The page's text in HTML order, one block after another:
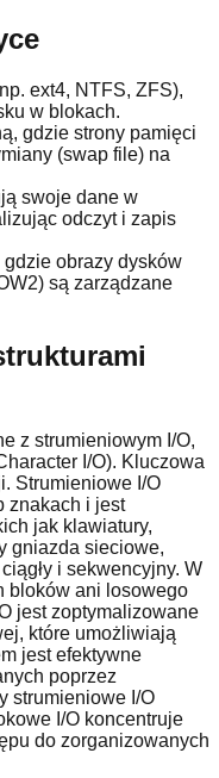
ext4, NTFS, ZFS),
w blokach.
gdzie strony pamięci
(swap file) na
swoje dane w
odczyt i zapis
obrazy dysków
są zarządzane
z strumieniowym I/O,
I/O). Kluczowa
Strumieniowe I/O
znakach i jest
jak klawiatury,
gniazda sieciowe,
i sekwencyjny. W
bloków ani losowego
jest zoptymalizowane
które umożliwiają
jest efektywne
poprzez
strumieniowe I/O
I/O koncentruje
do zorganizowanych